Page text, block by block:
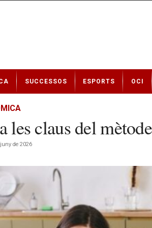
SUCCESSOS ESPORTS OCI
claus del
de 2026